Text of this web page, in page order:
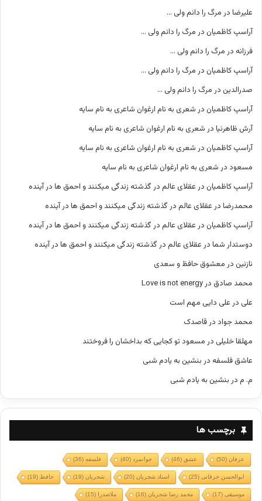
علیرضا در مرگ را دانم ولی …
آراسپ کاظمیان در مرگ را دانم ولی …
فرزانه در مرگ را دانم ولی …
آراسپ کاظمیان در مرگ را دانم ولی …
صدرالدین در مرگ را دانم ولی …
آراسپ کاظمیان در شعری به نام ارغوان شاعری به نام سایه
آرش ظاهرنیا در شعری به نام ارغوان شاعری به نام سایه
آراسپ کاظمیان در شعری به نام ارغوان شاعری به نام سایه
مسعود در شعری به نام ارغوان شاعری به نام سایه
آراسپ کاظمیان در عقلای عالم در گذشته زندگی میکنند و احمق ها در آینده
محمدرضا در عقلای عالم در گذشته زندگی میکنند و احمق ها در آینده
آراسپ کاظمیان در عقلای عالم در گذشته زندگی میکنند و احمق ها در آینده
دوستدار شما در عقلای عالم در گذشته زندگی میکنند و احمق ها در آینده
نازنین در معشوق حافظ و سعدی
محمد صادق در Love is not energy
علی در علی دایی مهم است
محمد جواد در قاصدک
مهلقا خلیلی در مسعود تو کجایی که بداخشان را فروختند
عاشق فلسفه در بنشین به یادم شبی
م. م در بنشین به یادم شبی
برچسب ها
عرفان(50) عشق (46) جوانمرد (40) فلسفه(36)
ابوالحسن خرقانی(25) استاد شجریان(20) شجریان(19) حافظ (19)
موسیقی(17) محمد رضا شجریان(16) ملاصدرا (15)